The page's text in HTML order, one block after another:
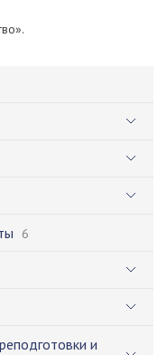
6
и